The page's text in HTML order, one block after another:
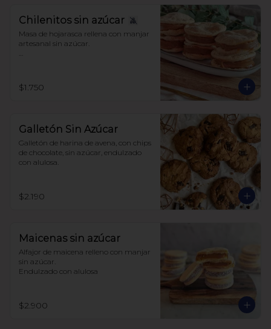
Chilenitos sin azúcar
Masa de hojarasca rellena con manjar
artesanal sin azúcar.
$1.750
Galletón Sin Azúcar
Galletón de harina de avena, con chips
de chocolate, sin azúcar, endulzado
con alulosa.
$2.190
Maicenas sin azúcar
Alfajor de maicena relleno con manjar
sin azúcar.
Endulzado con alulosa
$2.900